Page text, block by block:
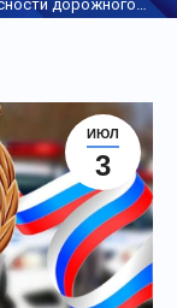
дорожного…
ИЮЛ
3